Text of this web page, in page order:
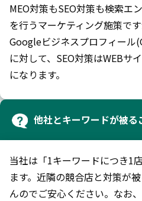
MEO対策もSEO対策も検索エ
を行うマーケティング施策で
Googleビジネスプロフィール
に対して、SEO対策はWEBサ
になります。
他社とキーワードが被る
当社は「1キーワードにつき1
ます。近隣の競合店と対策が
んのでご安心ください。なお